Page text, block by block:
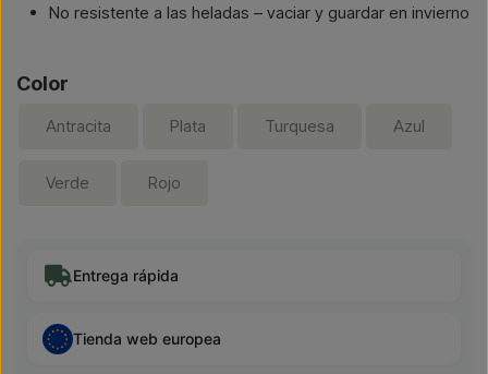
No resistente a las heladas – vaciar y guardar en invierno
Color
Antracita Plata Turquesa Azul
Verde Rojo
Entrega rápida
Tienda web europea